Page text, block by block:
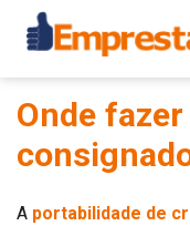
Onde
A portabilidade de